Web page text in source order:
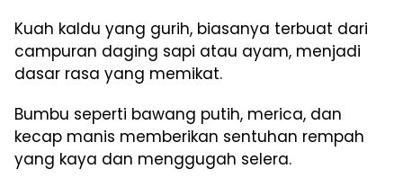
Kuah kaldu yang gurih, biasanya terbuat dari
campuran daging sapi atau ayam, menjadi
dasar rasa yang memikat.
Bumbu seperti bawang putih, merica, dan
kecap manis memberikan sentuhan rempah
yang kaya dan menggugah selera.